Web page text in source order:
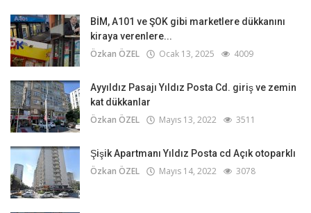
BİM, A101 ve ŞOK gibi marketlere dükkanını
kiraya verenlere...
Özkan ÖZEL Ocak 13, 2025 4009
Ayyıldız Pasajı Yıldız Posta Cd. giriş ve zemin
kat dükkanlar
Özkan ÖZEL Mayıs 13, 2022 3511
Şişik Apartmanı Yıldız Posta cd Açık otoparklı
Özkan ÖZEL Mayıs 14, 2022 3078